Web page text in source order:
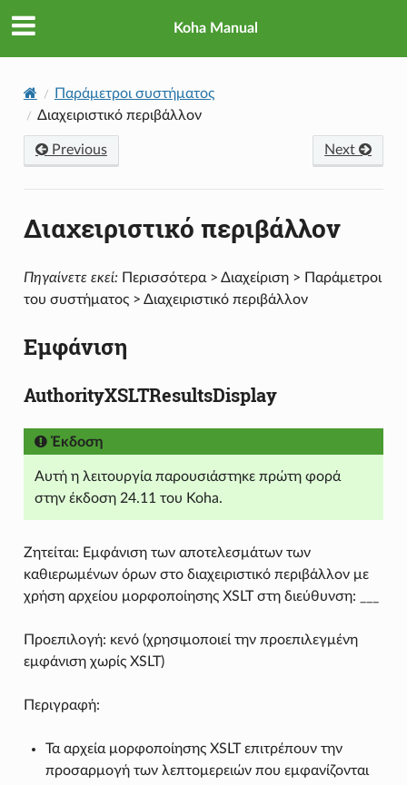
Koha Manual
Παράμετροι συστήματος
Διαχειριστικό περιβάλλον
Previous Next
Διαχειριστικό περιβάλλον
Πηγαίνετε εκεί:Περισσότερα > Διαχείριση > Παράμετροι
του συστήματος > Διαχειριστικό περιβάλλον
Εμφάνιση
AuthorityXSLTResultsDisplay
Έκδοση
Αυτή η λειτουργία παρουσιάστηκε πρώτη φορά
στην έκδοση 24.11 του Koha.
Ζητείται: Εμφάνιση των αποτελεσμάτων των
καθιερωμένων όρων στο διαχειριστικό περιβάλλον με
χρήση αρχείου μορφοποίησης XSLT στη διεύθυνση: ___
Προεπιλογή: κενό (χρησιμοποιεί την προεπιλεγμένη
εμφάνιση χωρίς XSLT)
Περιγραφή:
Τα αρχεία μορφοποίησης XSLT επιτρέπουν την
προσαρμογή των λεπτομερειών που εμφανίζονται